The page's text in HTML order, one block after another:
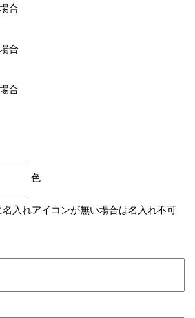
合
合
合
色
名入れアイコンが無い場合は名入れ不可